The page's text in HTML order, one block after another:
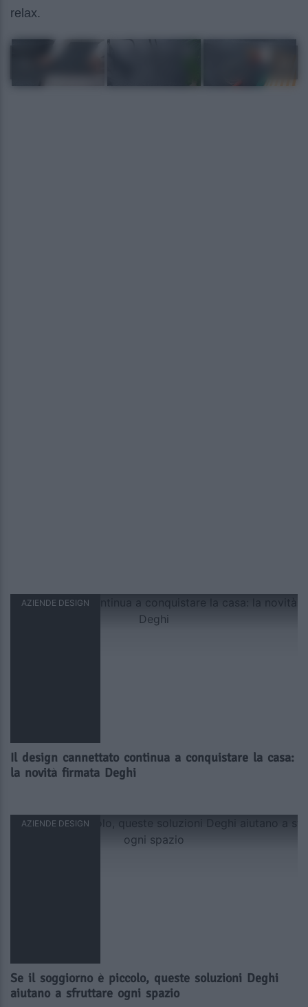
relax.
AZIENDE DESIGN
Il design cannettato continua a conquistare la casa:
la novità firmata Deghi
AZIENDE DESIGN
Se il soggiorno è piccolo, queste soluzioni Deghi
aiutano a sfruttare ogni spazio